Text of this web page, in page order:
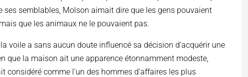
semblables, Molson aimait dire que les gens pouvaient
que les animaux ne le pouvaient pas.
voile a sans aucun doute influencé sa décision d’acquérir une
que la maison ait une apparence étonnamment modeste,
considéré comme l’un des hommes d’affaires les plus